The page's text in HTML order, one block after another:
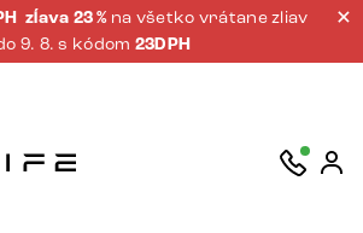
zĺava 23 % na všetko vrátane zliav
9. 8. s kódom 23DPH